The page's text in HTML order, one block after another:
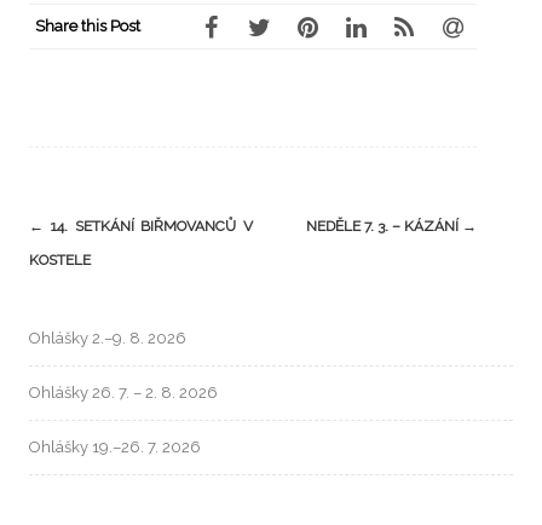
Share this Post
← 14. SETKÁNÍ BIŘMOVANCŮ V
KOSTELE
NEDĚLE 7. 3. – KÁZÁNÍ →
Ohlášky 2.–9. 8. 2026
Ohlášky 26. 7. – 2. 8. 2026
Ohlášky 19.–26. 7. 2026